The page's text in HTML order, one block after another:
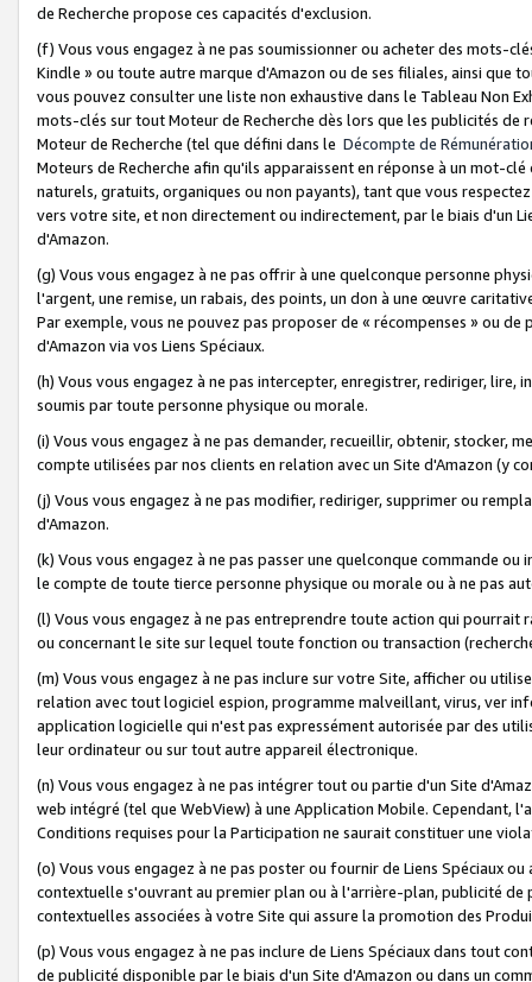
de Recherche propose ces capacités d'exclusion.
(f) Vous vous engagez à ne pas soumissionner ou acheter des mots-
Kindle » ou toute autre marque d'Amazon ou de ses filiales, ainsi que
vous pouvez consulter une liste non exhaustive dans le Tableau Non
mots-clés sur tout Moteur de Recherche dès lors que les publicités de
Moteur de Recherche (tel que défini dans le Décompte de
Moteurs de Recherche afin qu'ils apparaissent en réponse à un mot-
naturels, gratuits, organiques ou non payants), tant que vous
vers votre site, et non directement ou indirectement, par le biais d'un
d'Amazon.
(g) Vous vous engagez à ne pas offrir à une quelconque personne
l'argent, une remise, un rabais, des points, un don à une œuvre
Par exemple, vous ne pouvez pas proposer de « récompenses » ou
d'Amazon via vos Liens Spéciaux.
(h) Vous vous engagez à ne pas intercepter, enregistrer, rediriger,
soumis par toute personne physique ou morale.
(i) Vous vous engagez à ne pas demander, recueillir, obtenir, stocker,
compte utilisées par nos clients en relation avec un Site d'Amazon (y
(j) Vous vous engagez à ne pas modifier, rediriger, supprimer ou
d'Amazon.
(k) Vous vous engagez à ne pas passer une quelconque commande
le compte de toute tierce personne physique ou morale ou à ne pas
(l) Vous vous engagez à ne pas entreprendre toute action qui
ou concernant le site sur lequel toute fonction ou transaction
(m) Vous vous engagez à ne pas inclure sur votre Site, afficher ou
relation avec tout logiciel espion, programme malveillant, virus, ver
application logicielle qui n'est pas expressément autorisée par des
leur ordinateur ou sur tout autre appareil électronique.
(n) Vous vous engagez à ne pas intégrer tout ou partie d'un Site
web intégré (tel que WebView) à une Application Mobile. Cependant,
Conditions requises pour la Participation ne saurait constituer une
(o) Vous vous engagez à ne pas poster ou fournir de Liens Spéciaux
contextuelle s'ouvrant au premier plan ou à l'arrière-plan, publicité
contextuelles associées à votre Site qui assure la promotion des
(p) Vous vous engagez à ne pas inclure de Liens Spéciaux dans tout
de publicité disponible par le biais d'un Site d'Amazon ou dans un